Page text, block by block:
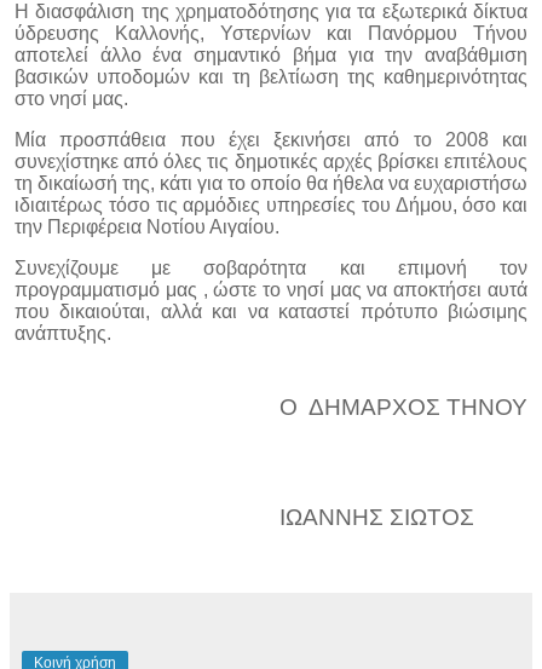
Η διασφάλιση της χρηματοδότησης για τα εξωτερικά δίκτυα
ύδρευσης Καλλονής, Υστερνίων και Πανόρμου Τήνου
αποτελεί άλλο ένα σημαντικό βήμα για την αναβάθμιση
βασικών υποδομών και τη βελτίωση της καθημερινότητας
στο νησί μας.
Μία προσπάθεια που έχει ξεκινήσει από το 2008 και
συνεχίστηκε από όλες τις δημοτικές αρχές βρίσκει επιτέλους
τη δικαίωσή της, κάτι για το οποίο θα ήθελα να ευχαριστήσω
ιδιαιτέρως τόσο τις αρμόδιες υπηρεσίες του Δήμου, όσο και
την Περιφέρεια Νοτίου Αιγαίου.
Συνεχίζουμε με σοβαρότητα και επιμονή τον
προγραμματισμό μας , ώστε το νησί μας να αποκτήσει αυτά
που δικαιούται, αλλά και να καταστεί πρότυπο βιώσιμης
ανάπτυξης.
Ο ΔΗΜΑΡΧΟΣ ΤΗΝΟΥ
ΙΩΑΝΝΗΣ ΣΙΩΤΟΣ
Κοινή χρήση